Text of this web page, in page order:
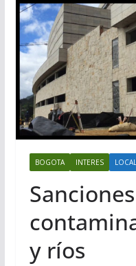
BOGOTA INTERES LOCAL
y ríos